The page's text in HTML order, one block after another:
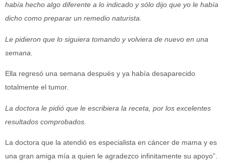
había hecho algo diferente a lo indicado y sólo dijo que yo le había
dicho como preparar un remedio naturista.
Le pidieron que lo siguiera tomando y volviera de nuevo en una
semana.
Ella regresó una semana después y ya había desaparecido
totalmente el tumor.
La doctora le pidió que le escribiera la receta, por los excelentes
resultados comprobados.
La doctora que la atendió es especialista en cáncer de mama y es
una gran amiga mía a quien le agradezco infinitamente su apoyo”.